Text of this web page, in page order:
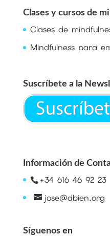
Clases y cursos de
Clases de
Mindfulness para
Suscríbete a la
Información de
+34 616 46 92 23
jose@dbien.org
Síguenos en